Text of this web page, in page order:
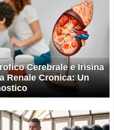
Cerebrale e Irisina
Renale Cronica: Un